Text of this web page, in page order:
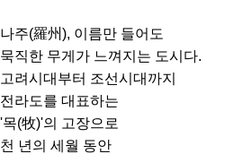
나주(羅州), 이름만 들어도
묵직한 무게가 느껴지는 도시다.
고려시대부터 조선시대까지
전라도를 대표하는
'목(牧)'의 고장으로
천 년의 세월 동안